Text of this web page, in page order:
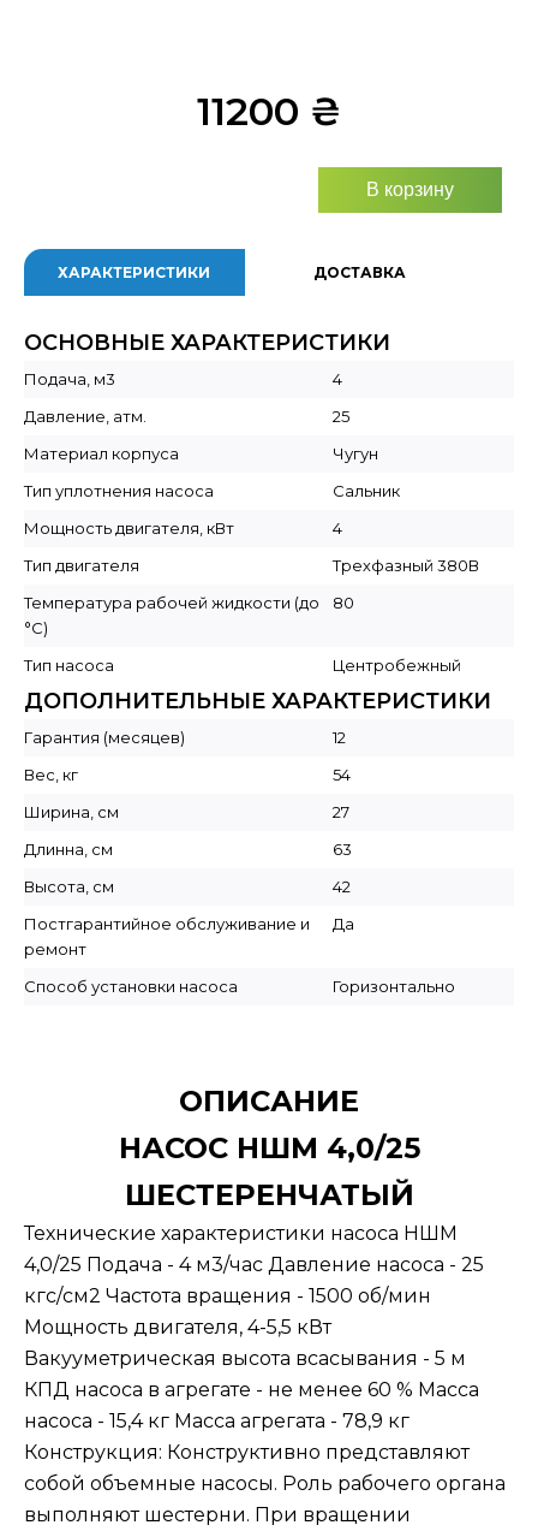
11200 ₴
В корзину
ХАРАКТЕРИСТИКИ ДОСТАВКА
ОСНОВНЫЕ ХАРАКТЕРИСТИКИ
Подача, м3
4
Давление, атм.
25
Материал корпуса
Чугун
Тип уплотнения насоса
Сальник
Мощность двигателя, кВт
4
Тип двигателя
Трехфазный 380В
Температура рабочей жидкости (до
°C)
80
Тип насоса Центробежный
ДОПОЛНИТЕЛЬНЫЕ ХАРАКТЕРИСТИКИ
Гарантия (месяцев)
12
Вес, кг
54
Ширина, см
27
Длинна, см
63
Высота, см
42
Постгарантийное обслуживание и
ремонт
Да
Способ установки насоса Горизонтально
ОПИСАНИЕ
НАСОС НШМ 4,0/25
ШЕСТЕРЕНЧАТЫЙ
Технические характеристики насоса НШМ
4,0/25 Подача - 4 м3/час Давление насоса - 25
кгс/см2 Частота вращения - 1500 об/мин
Мощность двигателя, 4-5,5 кВт
Вакууметрическая высота всасывания - 5 м
КПД насоса в агрегате - не менее 60 % Масса
насоса - 15,4 кг Масса агрегата - 78,9 кг
Конструкция: Конструктивно представляют
собой объемные насосы. Роль рабочего органа
выполняют шестерни. При вращении